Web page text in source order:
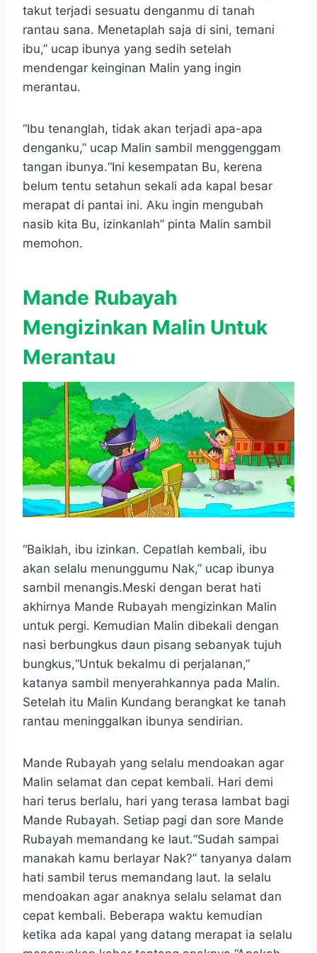
takut terjadi sesuatu denganmu di tanah
rantau sana. Menetaplah saja di sini, temani
ibu,” ucap ibunya yang sedih setelah
mendengar keinginan Malin yang ingin
merantau.
“Ibu tenanglah, tidak akan terjadi apa-apa
denganku,” ucap Malin sambil menggenggam
tangan ibunya.“Ini kesempatan Bu, kerena
belum tentu setahun sekali ada kapal besar
merapat di pantai ini. Aku ingin mengubah
nasib kita Bu, izinkanlah” pinta Malin sambil
memohon.
Mande Rubayah
Mengizinkan Malin Untuk
Merantau
“Baiklah, ibu izinkan. Cepatlah kembali, ibu
akan selalu menunggumu Nak,” ucap ibunya
sambil menangis.Meski dengan berat hati
akhirnya Mande Rubayah mengizinkan Malin
untuk pergi. Kemudian Malin dibekali dengan
nasi berbungkus daun pisang sebanyak tujuh
bungkus,“Untuk bekalmu di perjalanan,”
katanya sambil menyerahkannya pada Malin.
Setelah itu Malin Kundang berangkat ke tanah
rantau meninggalkan ibunya sendirian.
Mande Rubayah yang selalu mendoakan agar
Malin selamat dan cepat kembali. Hari demi
hari terus berlalu, hari yang terasa lambat bagi
Mande Rubayah. Setiap pagi dan sore Mande
Rubayah memandang ke laut.“Sudah sampai
manakah kamu berlayar Nak?” tanyanya dalam
hati sambil terus memandang laut. la selalu
mendoakan agar anaknya selalu selamat dan
cepat kembali. Beberapa waktu kemudian
ketika ada kapal yang datang merapat ia selalu